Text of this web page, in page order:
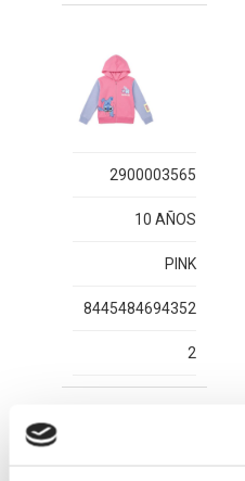
2900003565
10 AÑOS
PINK
8445484694352
2